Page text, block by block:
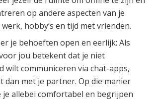
op andere aspecten van je
hobby’s en tijd met vrienden.
je behoeften open en eerlijk: Als
jou betekent dat je niet
wilt communiceren via chat-apps,
dan met je partner. Op die manier
je allebei comfortabel en begrijpen